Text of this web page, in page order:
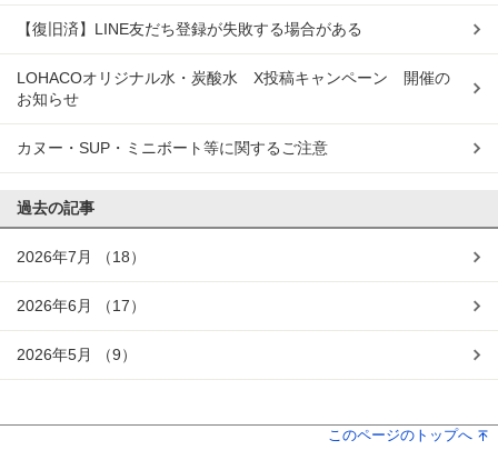
【復旧済】LINE友だち登録が失敗する場合がある
LOHACOオリジナル水・炭酸水 X投稿キャンペーン 開催の
お知らせ
カヌー・SUP・ミニボート等に関するご注意
過去の記事
2026年7月 （18）
2026年6月 （17）
2026年5月 （9）
このページのトップへ